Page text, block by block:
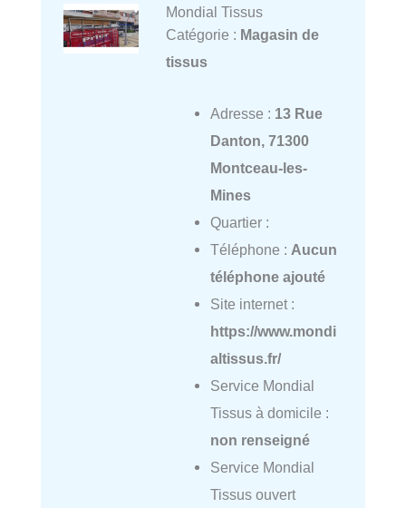
Mondial Tissus
Catégorie : Magasin de
tissus
Adresse : 13 Rue
Danton, 71300
Montceau-les-
Mines
Quartier :
Téléphone : Aucun
téléphone ajouté
Site internet :
https://www.mondi
altissus.fr/
Service Mondial
Tissus à domicile :
non renseigné
Service Mondial
Tissus ouvert